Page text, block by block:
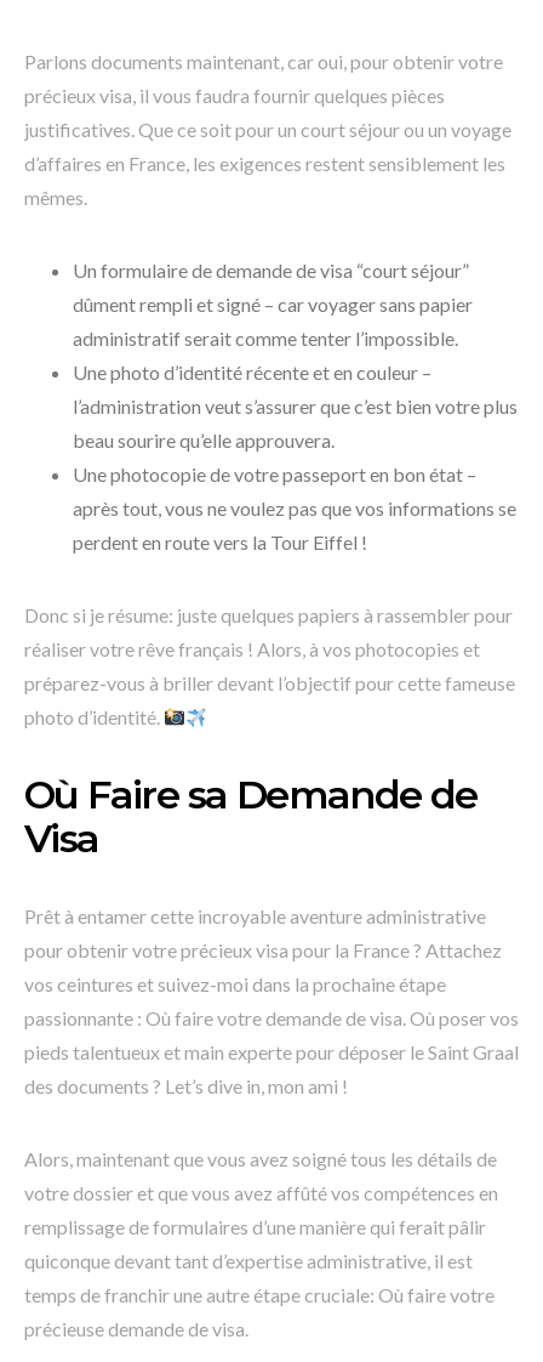
Parlons documents maintenant, car oui, pour obtenir votre
précieux visa, il vous faudra fournir quelques pièces
justificatives. Que ce soit pour un court séjour ou un voyage
d’affaires en France, les exigences restent sensiblement les
mêmes.
Un formulaire de demande de visa “court séjour”
dûment rempli et signé – car voyager sans papier
administratif serait comme tenter l’impossible.
Une photo d’identité récente et en couleur –
l’administration veut s’assurer que c’est bien votre plus
beau sourire qu’elle approuvera.
Une photocopie de votre passeport en bon état –
après tout, vous ne voulez pas que vos informations se
perdent en route vers la Tour Eiffel !
Donc si je résume: juste quelques papiers à rassembler pour
réaliser votre rêve français ! Alors, à vos photocopies et
préparez-vous à briller devant l’objectif pour cette fameuse
photo d’identité.
Où Faire sa Demande de
Visa
Prêt à entamer cette incroyable aventure administrative
pour obtenir votre précieux visa pour la France ? Attachez
vos ceintures et suivez-moi dans la prochaine étape
passionnante : Où faire votre demande de visa. Où poser vos
pieds talentueux et main experte pour déposer le Saint Graal
des documents ? Let’s dive in, mon ami !
Alors, maintenant que vous avez soigné tous les détails de
votre dossier et que vous avez affûté vos compétences en
remplissage de formulaires d’une manière qui ferait pâlir
quiconque devant tant d’expertise administrative, il est
temps de franchir une autre étape cruciale: Où faire votre
précieuse demande de visa.